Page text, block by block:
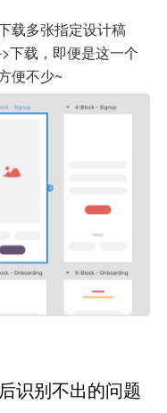
载多张指定设计稿
下载，即便是这一个
便不少~
识别不出的问题